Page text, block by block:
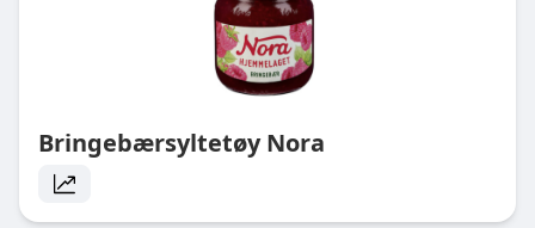
Bringebærsyltetøy Nora